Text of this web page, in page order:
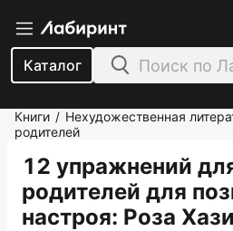
Каталог
Книги / Нехудожественная
родителей
12 упражнений
родителей для
настроя: Роза